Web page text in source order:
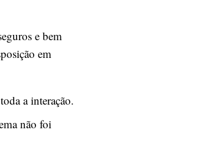
e bem
em
a interação.
não foi